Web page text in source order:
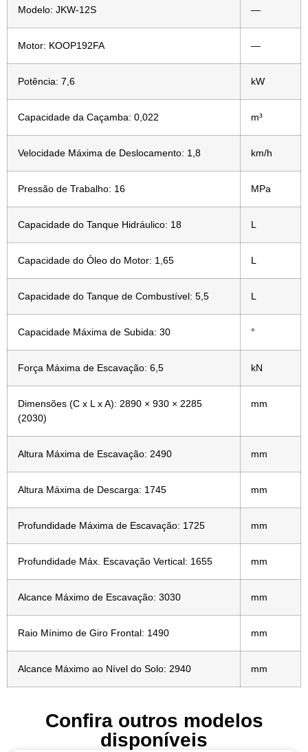
Modelo: JKW-12S —
Motor: KOOP192FA —
Potência: 7,6 kW
Capacidade da Caçamba: 0,022 m³
Velocidade Máxima de Deslocamento: 1,8 km/h
Pressão de Trabalho: 16 MPa
Capacidade do Tanque Hidráulico: 18 L
Capacidade do Óleo do Motor: 1,65 L
Capacidade do Tanque de Combustível: 5,5 L
Capacidade Máxima de Subida: 30 °
Força Máxima de Escavação: 6,5 kN
Dimensões (C x L x A): 2890 × 930 × 2285
(2030)
mm
Altura Máxima de Escavação: 2490 mm
Altura Máxima de Descarga: 1745 mm
Profundidade Máxima de Escavação: 1725 mm
Profundidade Máx. Escavação Vertical: 1655 mm
Alcance Máximo de Escavação: 3030 mm
Raio Mínimo de Giro Frontal: 1490 mm
Alcance Máximo ao Nível do Solo: 2940 mm
Confira outros modelos
disponíveis